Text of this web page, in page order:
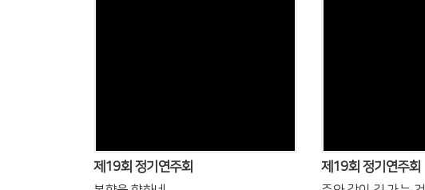
제19회 정기연주회
제19회 정기연주회